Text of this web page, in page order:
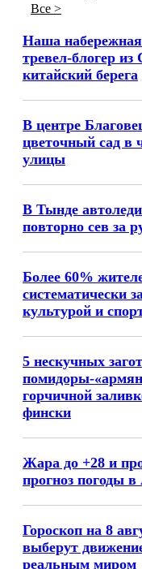
Все >
Наша
тревел-блогер
китайский берега
В центре
цветочный сад в
улицы
В Тынде
повторно сев за
Более 60%
систематически
культурой и
5 нескучных
помидоры-
горчичной
фински
Жара до +28 и
прогноз погоды
Гороскоп на 8
выберут
реальным миром